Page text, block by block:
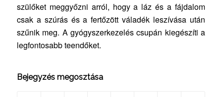
szülőket meggyőzni arról, hogy a láz és a fájdalom
csak a szúrás és a fertőzött váladék leszívása után
szűnik meg. A gyógyszerkezelés csupán kiegészíti a
legfontosabb teendőket.
Bejegyzés megosztása